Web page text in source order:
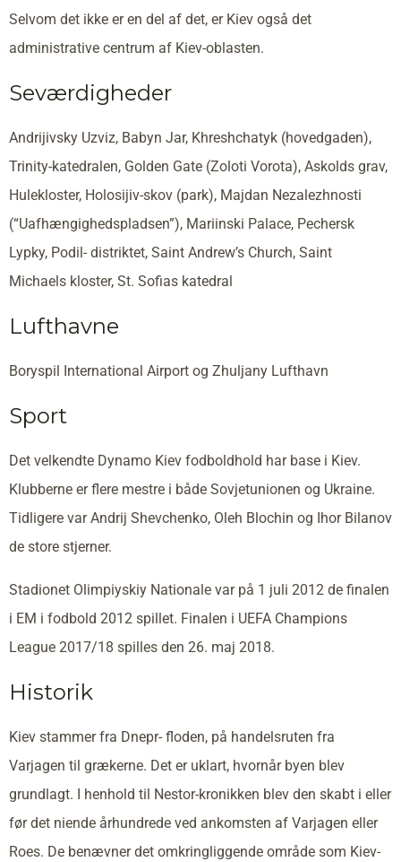
Selvom det ikke er en del af det, er Kiev også det
administrative centrum af Kiev-oblasten.
Seværdigheder
Andrijivsky Uzviz, Babyn Jar, Khreshchatyk (hovedgaden),
Trinity-katedralen, Golden Gate (Zoloti Vorota), Askolds grav,
Hulekloster, Holosijiv-skov (park), Majdan Nezalezhnosti
(“Uafhængighedspladsen”), Mariinski Palace, Pechersk
Lypky, Podil- distriktet, Saint Andrew’s Church, Saint
Michaels kloster, St. Sofias katedral
Lufthavne
Boryspil International Airport og Zhuljany Lufthavn
Sport
Det velkendte Dynamo Kiev fodboldhold har base i Kiev.
Klubberne er flere mestre i både Sovjetunionen og Ukraine.
Tidligere var Andrij Shevchenko, Oleh Blochin og Ihor Bilanov
de store stjerner.
Stadionet Olimpiyskiy Nationale var på 1 juli 2012 de finalen
i EM i fodbold 2012 spillet. Finalen i UEFA Champions
League 2017/18 spilles den 26. maj 2018.
Historik
Kiev stammer fra Dnepr- floden, på handelsruten fra
Varjagen til grækerne. Det er uklart, hvornår byen blev
grundlagt. I henhold til Nestor-kronikken blev den skabt i eller
før det niende århundrede ved ankomsten af Varjagen eller
Roes. De benævner det omkringliggende område som Kiev-